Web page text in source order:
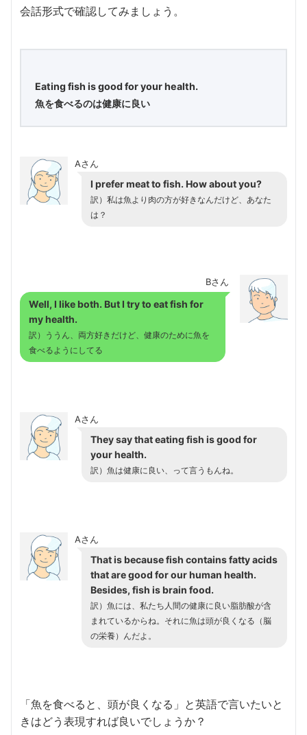
会話形式で確認してみましょう。
Eating fish is good for your health.
魚を食べるのは健康に良い
Aさん
I prefer meat to fish. How about you?
訳）私は魚より肉の方が好きなんだけど、あなた
は？
Bさん
Well, I like both. But I try to eat fish for
my health.
訳）ううん、両方好きだけど、健康のために魚を
食べるようにしてる
Aさん
They say that eating fish is good for
your health.
訳）魚は健康に良い、って言うもんね。
Aさん
That is because fish contains fatty acids
that are good for our human health.
Besides, fish is brain food.
訳）魚には、私たち人間の健康に良い脂肪酸が含
まれているからね。それに魚は頭が良くなる（脳
の栄養）んだよ。
「魚を食べると、頭が良くなる」と英語で言いたいと
きはどう表現すれば良いでしょうか？